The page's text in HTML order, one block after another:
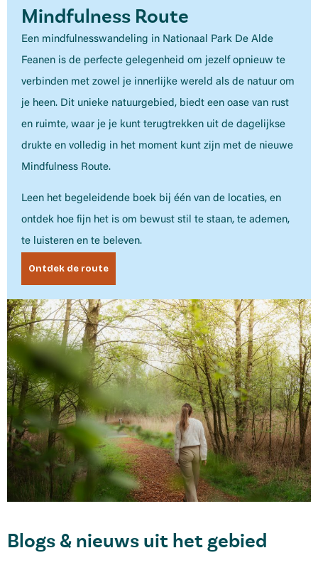
Mindfulness Route
Een mindfulnesswandeling in Nationaal Park De Alde
Feanen is de perfecte gelegenheid om jezelf opnieuw te
verbinden met zowel je innerlijke wereld als de natuur om
je heen. Dit unieke natuurgebied, biedt een oase van rust
en ruimte, waar je je kunt terugtrekken uit de dagelijkse
drukte en volledig in het moment kunt zijn met de nieuwe
Mindfulness Route.
Leen het begeleidende boek bij één van de locaties, en
ontdek hoe fijn het is om bewust stil te staan, te ademen,
te luisteren en te beleven.
Ontdek de route
Blogs & nieuws uit het gebied